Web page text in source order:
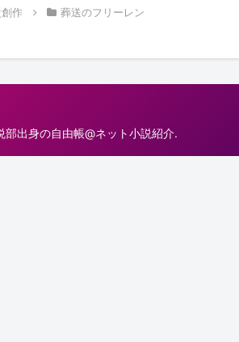
作 葬送のフリーレン
出身の自由帳@ネット小説紹介.